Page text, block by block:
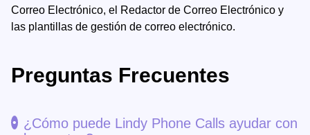
Correo Electrónico, el Redactor de Correo Electrónico y
las plantillas de gestión de correo electrónico.
Preguntas Frecuentes
¿Cómo puede Lindy Phone Calls ayudar con